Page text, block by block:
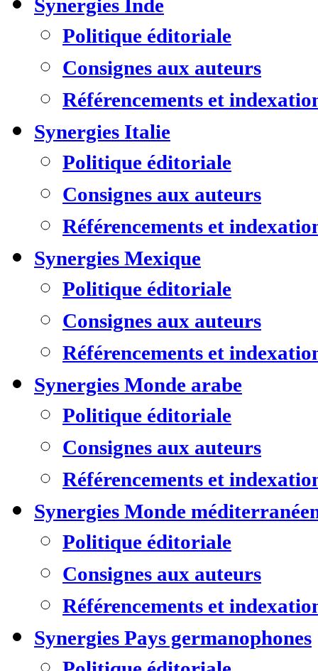
Synergies Inde
Politique éditoriale
Consignes aux auteurs
Référencements et
Synergies Italie
Politique éditoriale
Consignes aux auteurs
Référencements et
Synergies Mexique
Politique éditoriale
Consignes aux auteurs
Référencements et
Synergies Monde arabe
Politique éditoriale
Consignes aux auteurs
Référencements et
Synergies Monde
Politique éditoriale
Consignes aux auteurs
Référencements et
Synergies Pays germanophones